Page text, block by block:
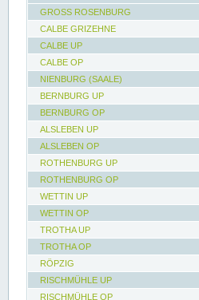
GROSS ROSENBURG
CALBE GRIZEHNE
CALBE UP
CALBE OP
NIENBURG (SAALE)
BERNBURG UP
BERNBURG OP
ALSLEBEN UP
ALSLEBEN OP
ROTHENBURG UP
ROTHENBURG OP
WETTIN UP
WETTIN OP
TROTHA UP
TROTHA OP
RÖPZIG
RISCHMÜHLE UP
RISCHMÜHLE OP